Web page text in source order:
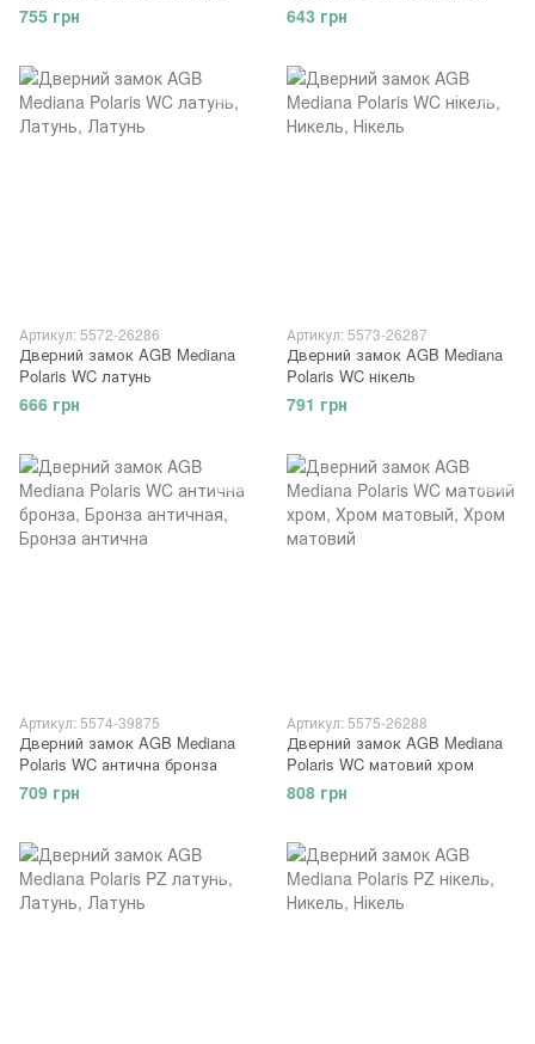
755 грн 643 грн
Артикул: 5572-26286
Дверний замок AGB Mediana
Polaris WC латунь
666 грн
Артикул: 5573-26287
Дверний замок AGB Mediana
Polaris WC нікель
791 грн
Артикул: 5574-39875
Дверний замок AGB Mediana
Polaris WC антична бронза
709 грн
Артикул: 5575-26288
Дверний замок AGB Mediana
Polaris WC матовий хром
808 грн